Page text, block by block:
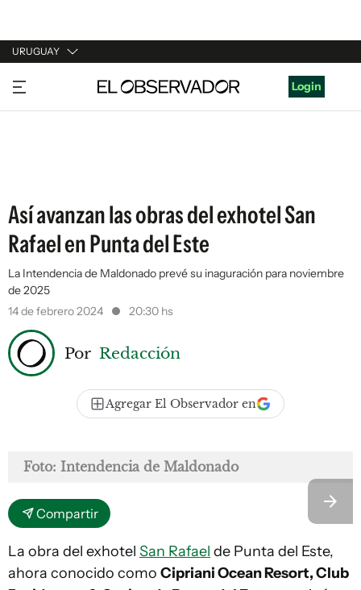
URUGUAY
URUGUAY
ARGENTINA
Login
Así avanzan las obras del exhotel San
Rafael en Punta del Este
La Intendencia de Maldonado prevé su inaguración para noviembre
de 2025
14 de febrero 2024
20:30 hs
Por Redacción
Agregar El Observador en
Foto: Intendencia de Maldonado
Compartir
La obra del exhotel San Rafael de Punta del Este,
ahora conocido como Cipriani Ocean Resort, Club